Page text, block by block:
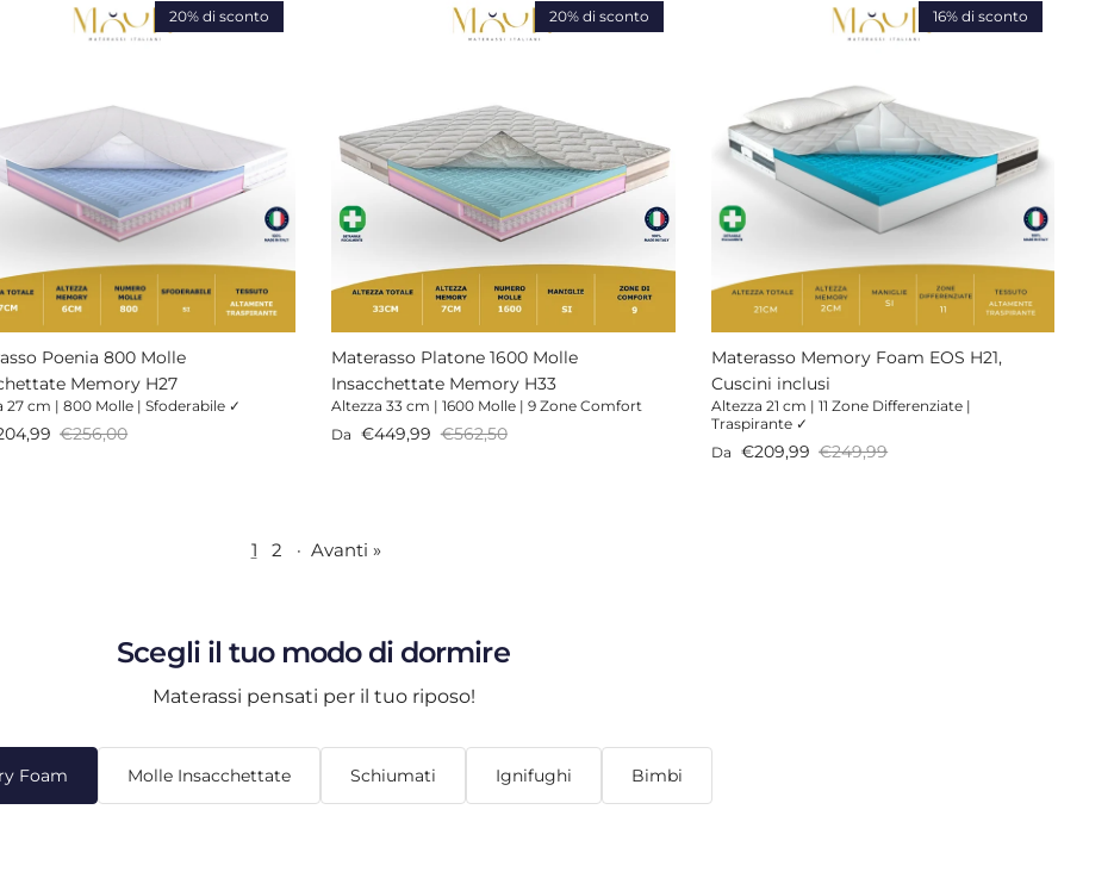
20% di sconto
Poenia 800 Molle
Memory H27
27 cm | 800 Molle | Sfoderabile ✓
di venditaPrezzo normale
€256,00
20% di sconto
Materasso Platone 1600 Molle
Insacchettate Memory H33
Altezza 33 cm | 1600 Molle | 9 Zone Comfort
Prezzo di vendita
Da €449,99 Prezzo normale
€562,50
16% di sconto
Materasso Memory Foam EOS H21,
Cuscini inclusi
Altezza 21 cm | 11 Zone Differenziate |
Traspirante ✓
Prezzo di vendita
Da €209,99 Prezzo normale
€249,99
1 2 · Avanti »
Scegli il tuo modo di dormire
Materassi pensati per il tuo riposo!
Foam Molle Insacchettate Schiumati Ignifughi Bimbi